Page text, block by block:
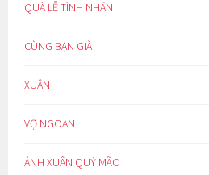
QUÀ LỄ TÌNH NHÂN
CÙNG BẠN GIÀ
XUÂN
VỢ NGOAN
ÁNH XUÂN QUÝ MÃO